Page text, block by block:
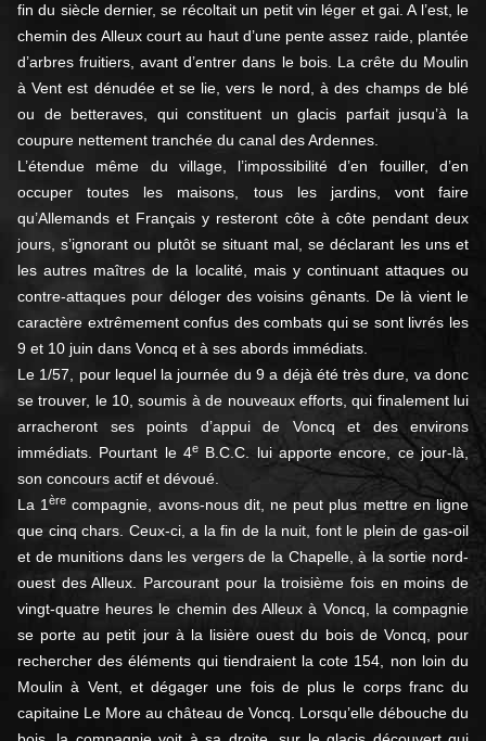
fin du siècle dernier, se récoltait un petit vin léger et gai. A l’est, le
chemin des Alleux court au haut d’une pente assez raide, plantée
d’arbres fruitiers, avant d’entrer dans le bois. La crête du Moulin
à Vent est dénudée et se lie, vers le nord, à des champs de blé
ou de betteraves, qui constituent un glacis parfait jusqu’à la
coupure nettement tranchée du canal des Ardennes.
L’étendue même du village, l’impossibilité d’en fouiller, d’en
occuper toutes les maisons, tous les jardins, vont faire
qu’Allemands et Français y resteront côte à côte pendant deux
jours, s’ignorant ou plutôt se situant mal, se déclarant les uns et
les autres maîtres de la localité, mais y continuant attaques ou
contre-attaques pour déloger des voisins gênants. De là vient le
caractère extrêmement confus des combats qui se sont livrés les
9 et 10 juin dans Voncq et à ses abords immédiats.
Le 1/57, pour lequel la journée du 9 a déjà été très dure, va donc
se trouver, le 10, soumis à de nouveaux efforts, qui finalement lui
arracheront ses points d’appui de Voncq et des environs
immédiats. Pourtant le 4e B.C.C. lui apporte encore, ce jour-là,
son concours actif et dévoué.
La 1ère compagnie, avons-nous dit, ne peut plus mettre en ligne
que cinq chars. Ceux-ci, a la fin de la nuit, font le plein de gas-oil
et de munitions dans les vergers de la Chapelle, à la sortie nord-
ouest des Alleux. Parcourant pour la troisième fois en moins de
vingt-quatre heures le chemin des Alleux à Voncq, la compagnie
se porte au petit jour à la lisière ouest du bois de Voncq, pour
rechercher des éléments qui tiendraient la cote 154, non loin du
Moulin à Vent, et dégager une fois de plus le corps franc du
capitaine Le More au château de Voncq. Lorsqu’elle débouche du